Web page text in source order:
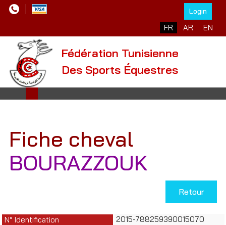
Login
Sélectionnez votre
FR AR EN
Fédération Tunisienne
Des Sports Équestres
Fiche cheval
BOURAZZOUK
Retour
N° Identification
2015-788259390015070